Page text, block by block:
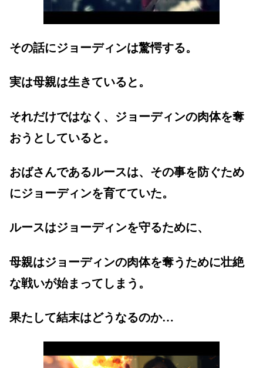
その話にジョーディンは驚愕する。
実は母親は生きていると。
それだけではなく、ジョーディンの肉体を奪
おうとしていると。
おばさんであるルースは、その事を防ぐため
にジョーディンを育てていた。
ルースはジョーディンを守るために、
母親はジョーディンの肉体を奪うために壮絶
な戦いが始まってしまう。
果たして結末はどうなるのか…